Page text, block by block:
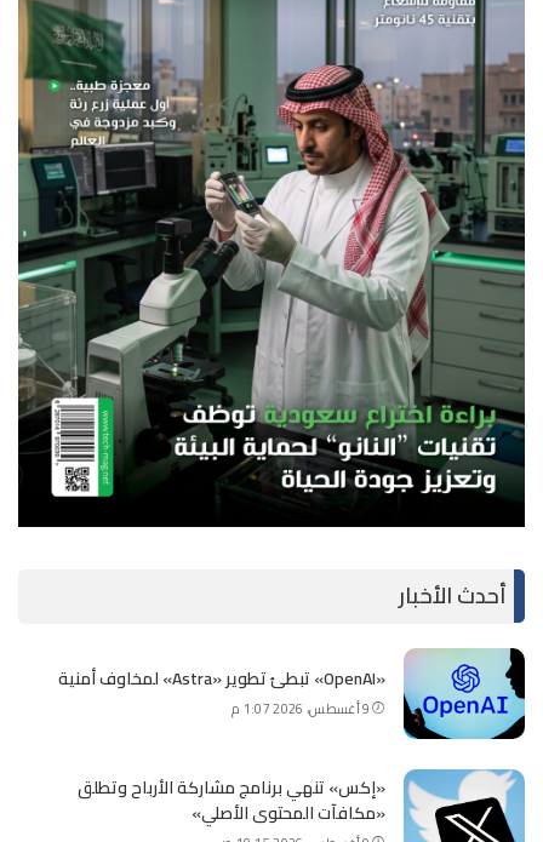
أحدث الأخبار
«OpenAI» تبطئ تطوير «Astra» لمخاوف أمنية
9 أغسطس، 2026 1:07 م
«إكس» تنهي برنامج مشاركة الأرباح وتطلق
«مكافآت المحتوى الأصلي»